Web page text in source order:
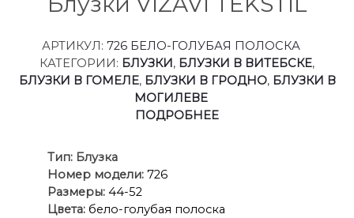
АРТИКУЛ: 726 БЕЛО-ГОЛУБАЯ ПОЛОСКА
КАТЕГОРИИ: БЛУЗКИ , БЛУЗКИ В ВИТЕБСКЕ,
БЛУЗКИ В ГОМЕЛЕ, БЛУЗКИ В ГРОДНО, БЛУЗКИ В
МОГИЛЕВЕ
ПОДРОБНЕЕ
Тип: Блузка
Номер модели: 726
Размеры: 44-52
Цвета: бело-голубая полоска